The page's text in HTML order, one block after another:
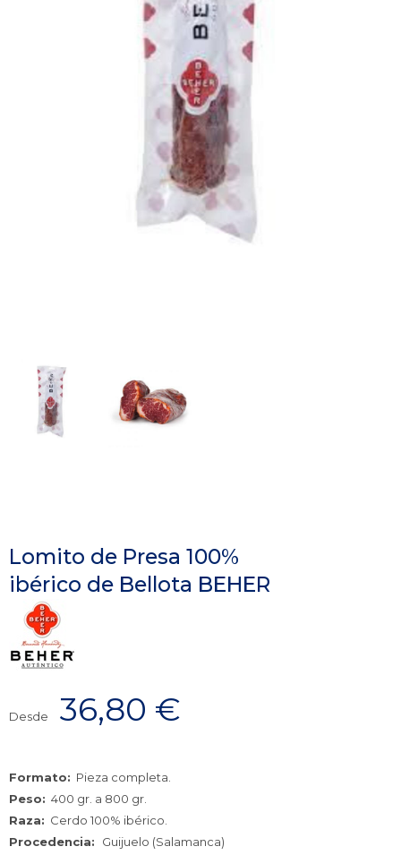
Lomito de Presa 100%
ibérico de Bellota BEHER
Desde 36,80 €
Formato: Pieza completa.
Peso: 400 gr. a 800 gr.
Raza: Cerdo 100% ibérico.
Procedencia: Guijuelo (Salamanca)